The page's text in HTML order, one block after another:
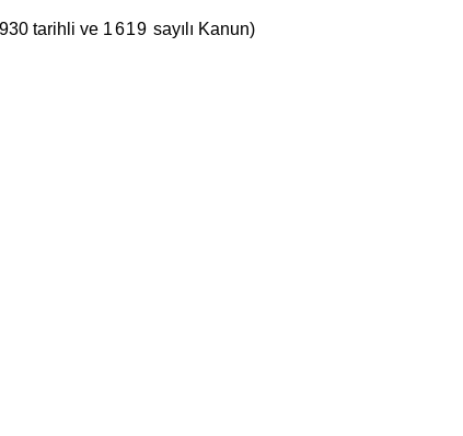
tarihli ve 1619 sayılı Kanun)